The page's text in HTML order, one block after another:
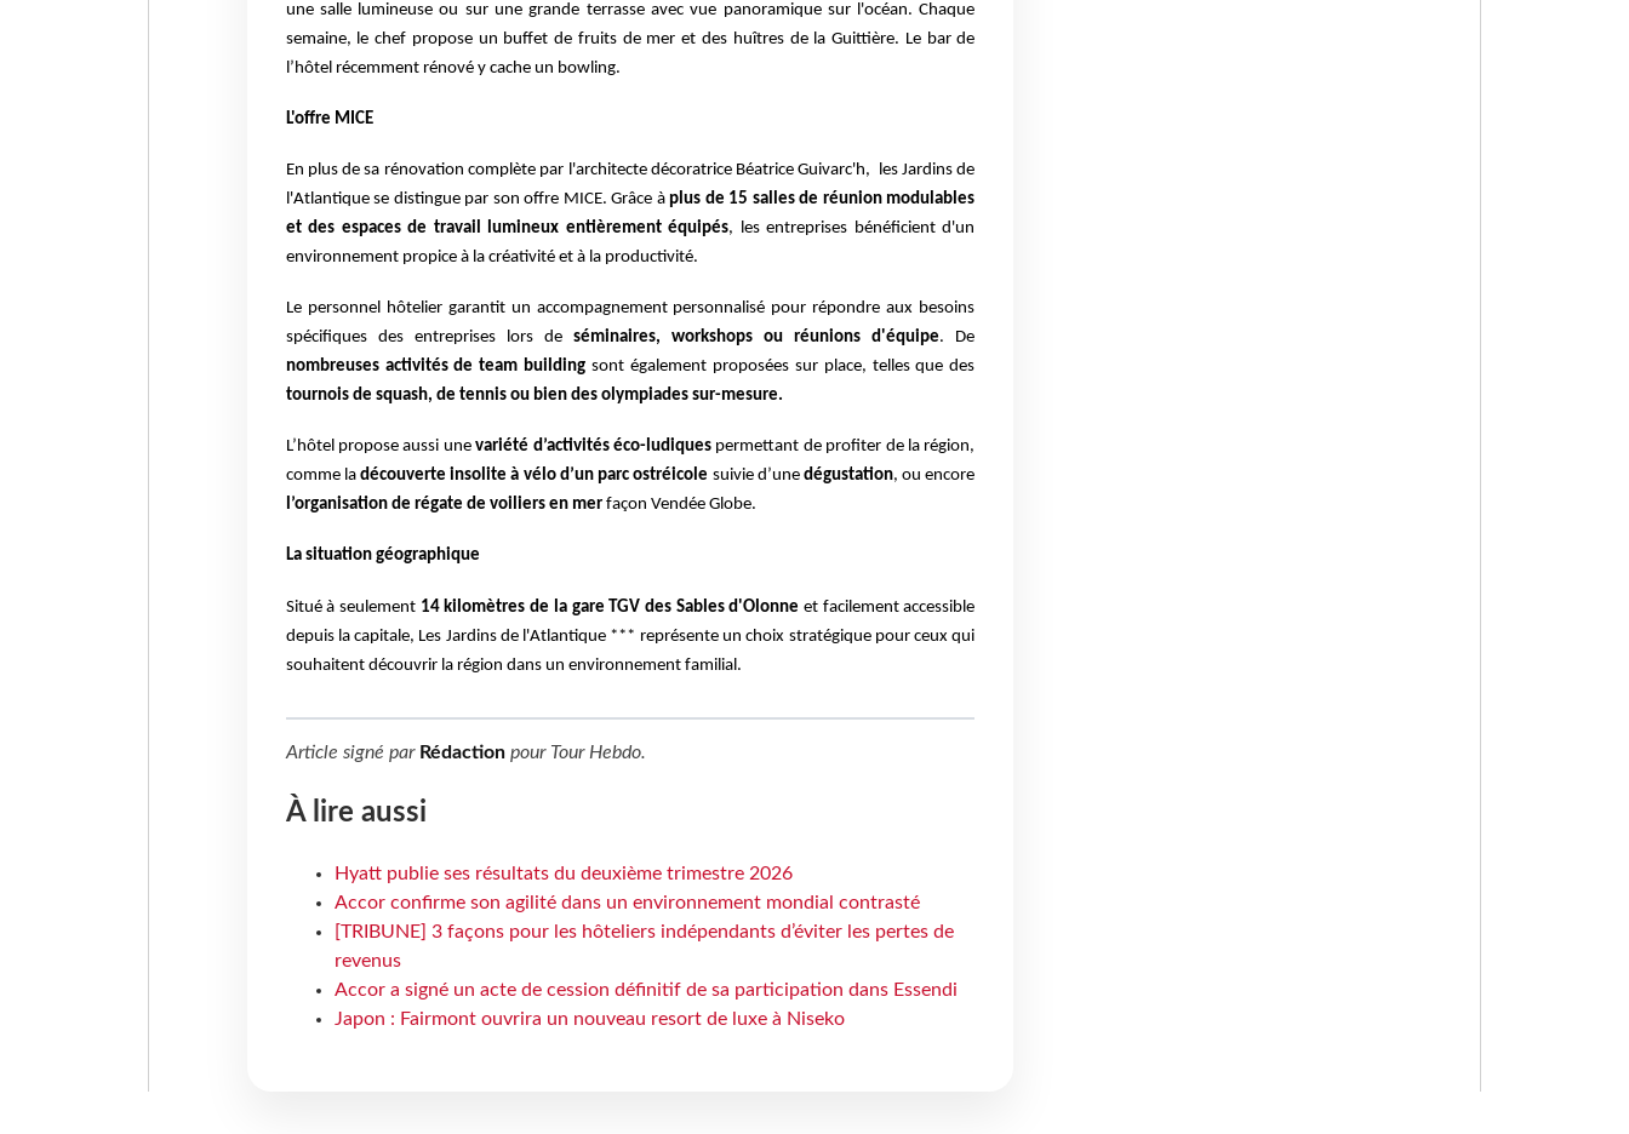
une salle lumineuse ou sur une grande terrasse avec vue panoramique sur l'océan. Chaque
semaine, le chef propose un buffet de fruits de mer et des huîtres de la Guittière. Le bar de
l’hôtel récemment rénové y cache un bowling.
L'offre MICE
En plus de sa rénovation complète par l'architecte décoratrice Béatrice Guivarc'h, les Jardins de
l'Atlantique se distingue par son offre MICE. Grâce àplus de 15 salles de réunion modulables
et des espaces de travail lumineux entièrement équipés, les entreprises bénéficient d'un
environnement propice à la créativité et à la productivité.
Le personnel hôtelier garantit un accompagnement personnalisé pour répondre aux besoins
spécifiques des entreprises lors de séminaires, workshops ou réunions d'équipe. De
nombreuses activités de team buildingsont également proposées sur place, telles que des
tournois de squash, de tennis ou bien des olympiades sur-mesure.
L’hôtel propose aussi unevariété d’activités éco-ludiques permettant de profiter de la région,
comme ladécouverte insolite à vélo d’un parc ostréicole suivie d’une dégustation, ou encore
l’organisation de régate de voiliers en merfaçon Vendée Globe.
La situation géographique
Situé à seulement 14 kilomètres de la gare TGV des Sables d'Olonne et facilement accessible
depuis la capitale, Les Jardins de l'Atlantique *** représente un choix stratégique pour ceux qui
souhaitent découvrir la région dans un environnement familial.
Article signé par Rédactionpour Tour Hebdo.
À lire aussi
Hyatt publie ses résultats du deuxième trimestre 2026
Accor confirme son agilité dans un environnement mondial contrasté
[TRIBUNE] 3 façons pour les hôteliers indépendants d’éviter les pertes de
revenus
Accor a signé un acte de cession définitif de sa participation dans Essendi
Japon : Fairmont ouvrira un nouveau resort de luxe à Niseko